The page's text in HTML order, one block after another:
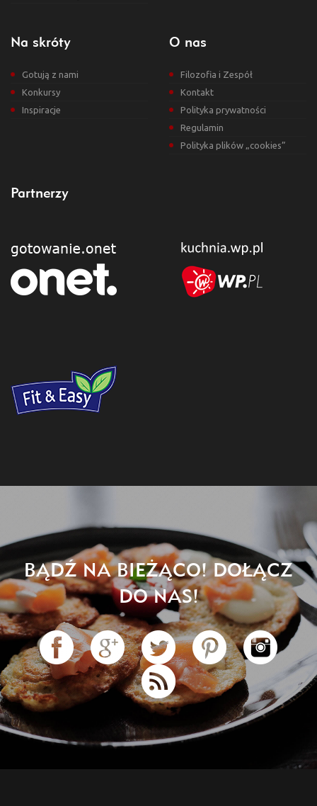
Na skróty
Gotują z nami
Konkursy
Inspiracje
O nas
Filozofia i Zespół
Kontakt
Polityka prywatności
Regulamin
Polityka plików „cookies”
Partnerzy
BĄDŹ NA BIEŻĄCO! DOŁĄCZ
DO NAS!